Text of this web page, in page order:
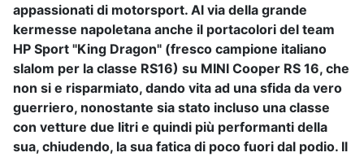
appassionati di motorsport. Al via della grande
kermesse napoletana anche il portacolori del team
HP Sport "King Dragon" (fresco campione italiano
slalom per la classe RS16) su MINI Cooper RS 16, che
non si e risparmiato, dando vita ad una sfida da vero
guerriero, nonostante sia stato incluso una classe
con vetture due litri e quindi più performanti della
sua, chiudendo, la sua fatica di poco fuori dal podio. Il